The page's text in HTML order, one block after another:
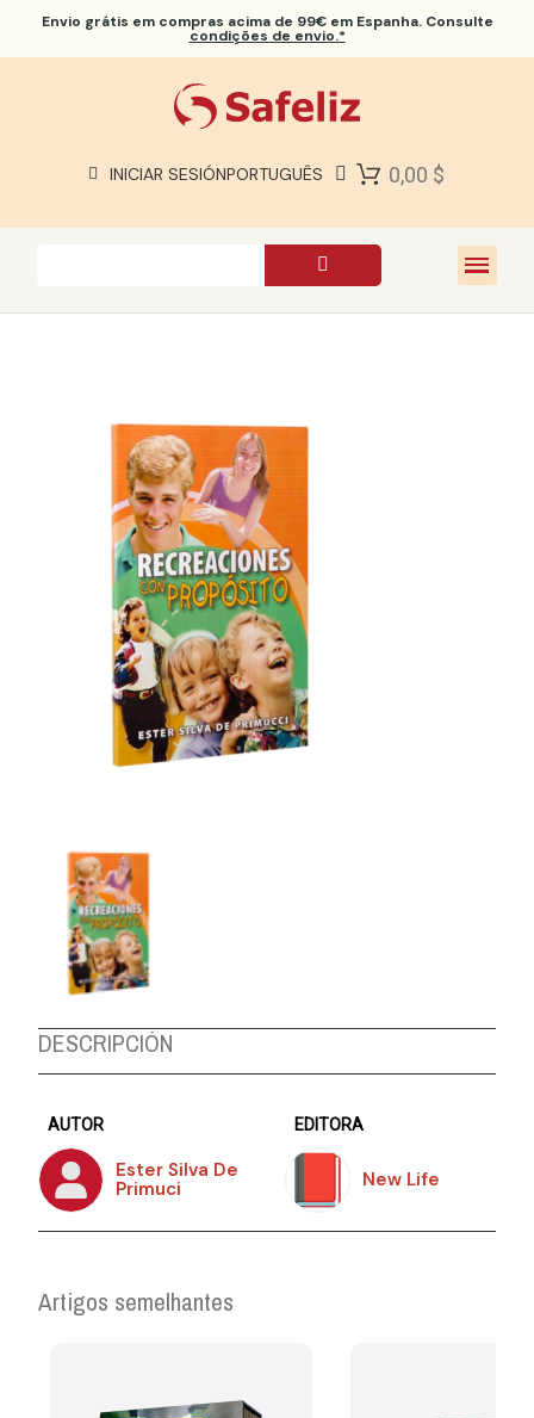
Envio grátis em compras acima de 99€ em Espanha. Consulte
condições de envio.*
INICIAR SESIÓNPORTUGUÊS 0,00 $
SOBRE NÓS
DESCRIPCIÓN
AUTOR
Ester Silva De
Primuci
EDITORA
New Life
Artigos semelhantes